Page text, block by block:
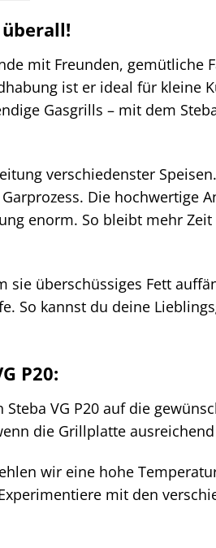
mit Freunden, gemütliche
ist er ideal für kleine
Gasgrills – mit dem
verschiedenster
Die hochwertige
enorm. So bleibt mehr
überschüssiges Fett
So kannst du deine
P20:
VG P20 auf die
die Grillplatte
wir eine hohe
mit den